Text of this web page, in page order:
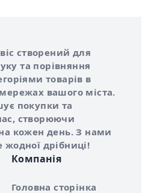
створений для
та порівняння
товарів в
вашого міста.
покупки та
створюючи
кожен день. З нами
жодної дрібниці!
Компанія
Головна сторінка